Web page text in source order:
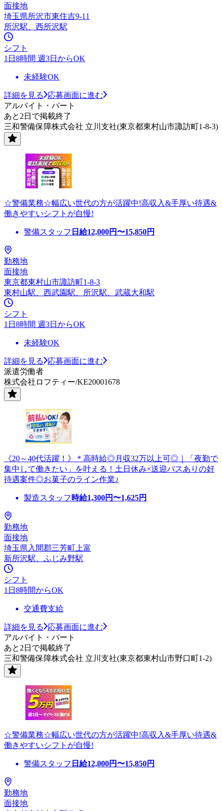
面接地
埼玉県所沢市東住吉9-11
所沢駅、西所沢駅
シフト
1日8時間 週3日からOK
未経験OK
詳細を見る
応募画面に進む
アルバイト・パート
あと2日で掲載終了
三和警備保障株式会社 立川支社(東京都東村山市諏訪町1-8-3)
☆警備業務☆幅広い世代の方が活躍中!高収入&手厚い待遇&
働きやすいシフトが自慢!
警備スタッフ 日給12,000円〜15,850円
勤務地
面接地
東京都東村山市諏訪町1-8-3
東村山駅、西武園駅、所沢駅、武蔵大和駅
シフト
1日8時間 週3日からOK
未経験OK
詳細を見る
応募画面に進む
派遣労働者
株式会社ロフティー/KE20001678
《20～40代活躍！》＊高時給◎月収32万以上可◎｜「夜勤で
集中して働きたい」を叶える！土日休み×送迎バスありの好
待遇案件◎お菓子のライン作業♪
製造スタッフ 時給1,300円〜1,625円
勤務地
面接地
埼玉県入間郡三芳町上富
新所沢駅、ふじみ野駅
シフト
1日8時間からOK
交通費支給
詳細を見る
応募画面に進む
アルバイト・パート
あと2日で掲載終了
三和警備保障株式会社 立川支社(東京都東村山市野口町1-2)
☆警備業務☆幅広い世代の方が活躍中!高収入&手厚い待遇&
働きやすいシフトが自慢!
警備スタッフ 日給12,000円〜15,850円
勤務地
面接地